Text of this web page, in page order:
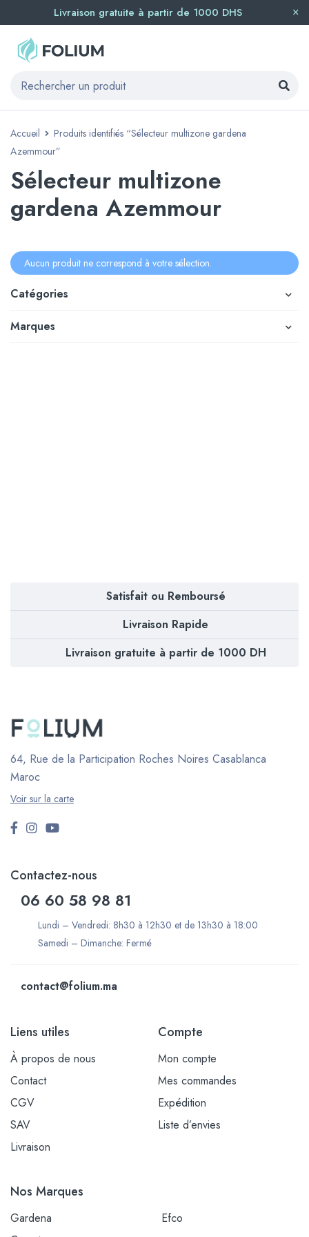
Livraison gratuite à partir de 1000 DHS
Accueil
Produits identifiés “Sélecteur multizone gardena
Azemmour”
Sélecteur multizone
gardena Azemmour
Catégories
Marques
Aucun produit ne correspond à votre sélection.
Satisfait ou Remboursé
Livraison Rapide
Livraison gratuite à partir de 1000 DH
64, Rue de la Participation Roches Noires Casablanca
Maroc
Voir sur la carte
Contactez-nous
06 60 58 98 81
Lundi – Vendredi: 8h30 à 12h30 et de 13h30 à 18:00
Samedi – Dimanche: Fermé
contact@folium.ma
Liens utiles
À propos de nous
Contact
CGV
SAV
Livraison
Compte
Mon compte
Mes commandes
Expédition
Liste d’envies
Nos Marques
Gardena
Efco